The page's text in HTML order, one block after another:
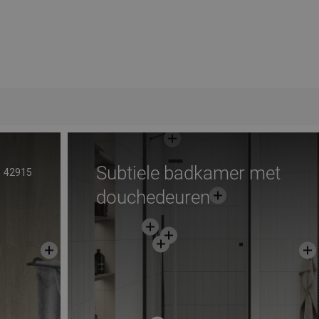
42915
Subtiele badkamer met
douchedeuren